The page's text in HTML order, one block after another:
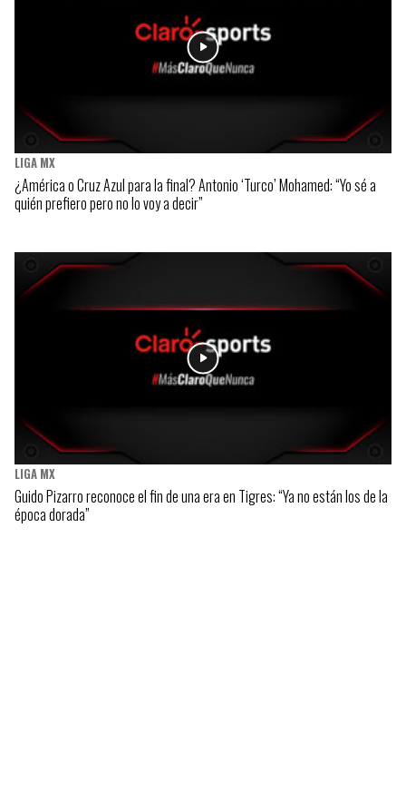
LIGA MX
¿América o Cruz Azul para la final? Antonio ‘Turco’ Mohamed: “Yo sé a
quién prefiero pero no lo voy a decir”
LIGA MX
Guido Pizarro reconoce el fin de una era en Tigres: “Ya no están los de la
época dorada”